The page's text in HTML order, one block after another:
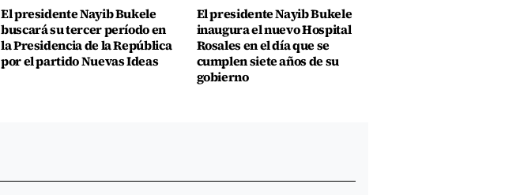
El presidente Nayib Bukele
buscará su tercer período en
la Presidencia de la República
por el partido Nuevas Ideas
El presidente Nayib Bukele
inaugura el nuevo Hospital
Rosales en el día que se
cumplen siete años de su
gobierno